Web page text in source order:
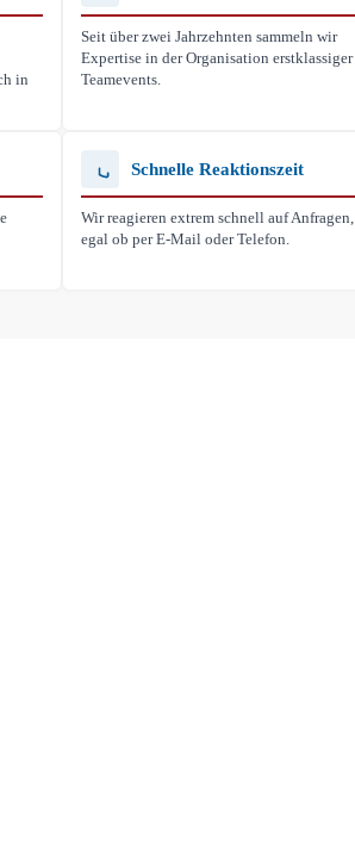
in
Seit über zwei Jahrzehnten sammeln wir
Expertise in der Organisation erstklassiger
Teamevents.
Schnelle Reaktionszeit
Wir reagieren extrem schnell auf Anfragen,
egal ob per E-Mail oder Telefon.